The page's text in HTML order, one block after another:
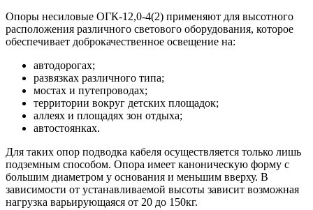
Опоры несиловые ОГК-12,0-4(2) применяют для высотного
расположения различного светового оборудования, которое
обеспечивает доброкачественное освещение на:
автодорогах;
развязках различного типа;
мостах и путепроводах;
территории вокруг детских площадок;
аллеях и площадях зон отдыха;
автостоянках.
Для таких опор подводка кабеля осуществляется только лишь
подземным способом. Опора имеет каноническую форму с
большим диаметром у основания и меньшим вверху. В
зависимости от устанавливаемой высоты зависит возможная
нагрузка варьирующаяся от 20 до 150кг.